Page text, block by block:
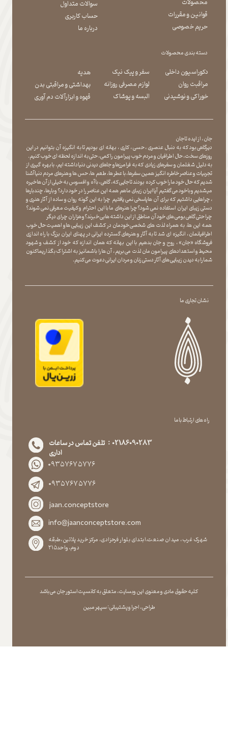
دسته بندی محصولات
محصولات
قوانین و مقررات
حریم خصوصی
سوالات متداول
حساب کاربری
درباره ما
دکوراسیون داخلی
مراقبت روان
​​​​​​​خوراکی و نوشیدنی
سفر و پیک نیک
لوازم مصرفی روزانه
​​​​​​​البسه و پوشاک
هدیه
بهداشتی و مراقبتی بدن
​​​​​​​قهوه و ابزارآلات دم آوری
نشان تجاری ما
جان ، از ایده تا جان
دیرگاهی بود که به دنبال عنصری ، حسی ، کاری ، بهانه ای بودیم تا به انگیزه آن بتوانیم در این
روزهای سخت ، حال اطرافیان و مردم خوب پیرامون را کمی ، حتی به اندازه لحظه ای خوب کنیم.
به دلیل شغلمان و سفرهای زیادی که به فرامرزها و جاهای دیدنی دنیا داشته ایم، با بهره گیری از
تجربیات و عناصر خاطره انگیز همین سفرها ، با عطر ها ، طعم ها ، حس ها و هنرهای مردم دنیا آشنا
شدیم که حال خود ما را خوب کرده بودند تا جایی که، گاهی ، با آه و افسوس به خیلی از آن ها خیره
میشدیم و با خود می گفتیم آیا ایران زیبای ما هم همه این عناصر را در خود دارد؟ و بارها ، چندبارها
، چراهایی داشتیم که برای آن ها پاسخی نمی یافتیم چرا به این گونه روان و ساده از آثار هنری و
دستی زیبای ایران استفاده نمی شود؟چرا هنرهای ما با این احترام و کیفیت معرفی نمی شوند؟
چرا حتی گاهی بومی های خود آن مناطق از این داشته ها بی خبرند؟و هزاران چرای دیگر
​​​​​​​ همه این ها، به همراه لذت های شخصی خودمان در کشف این زیبایی ها و اهمیت حال خوب
اطرافیانمان ، انگیزه ای شد تا به آثار و هنرهای گسترده ایرانی در پهنای ایران بزرگ با راه اندازی
فروشگاه «جان» ، روح و جان بدهیم با این بهانه که همان اندازه که خود از کشف و شهود
محیط و استعدادهای پیرامون مان لذت می بریم ، آن ها را با شما نیز به اشتراک بگذاریماکنون
شما را به دیدن زیبایی های آثار دستی زنان و مردان ایرانی دعوت می کنیم.
راه های ارتباط با ما
کلیه حقوق مادی و معنوی این وبسایت ، متعلق به کانسپت استور جان می باشد
طراحی ، اجرا و پشتیبانی : سپهر مبین
02186090283 : تلفن تماس در ساعات
اداری
۰۹۳۵۷۶۷۵۷۷۶
۰۹۳۵۷۶۷۵۷۷۶
jaan.conceptstore
info@jaanconceptstore.com
شهرک غرب، میدان صنعت،ابتدای بلوار فرحزادی، مرکز خرید پلاتین،طبقه
دوم،واحد۲۱۵